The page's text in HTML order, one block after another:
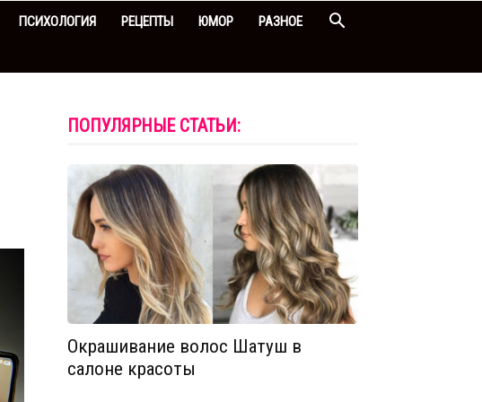
ПСИХОЛОГИЯ РЕЦЕПТЫ ЮМОР РАЗНОЕ
ПОПУЛЯРНЫЕ СТАТЬИ:
Окрашивание волос Шатуш в
салоне красоты